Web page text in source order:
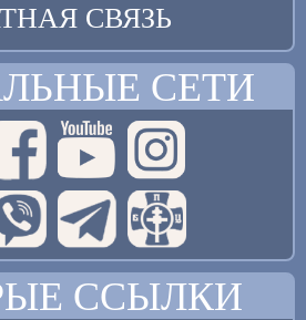
СВЯЗЬ
СЕТИ
ССЫЛКИ